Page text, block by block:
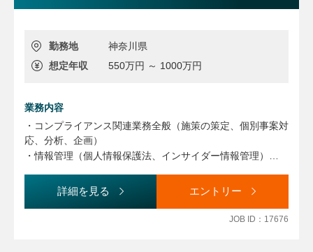
勤務地
神奈川県
想定年収
550万円 ～ 1000万円
業務内容
・コンプライアンス関連業務全般（施策の策定、個別事案対
応、分析、企画）
・情報管理（個人情報保護法、インサイダー情報管理）
詳細を見る エントリー
JOB ID：17676